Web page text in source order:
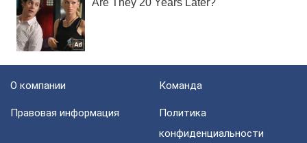
О компании Команда
Правовая информация
Политика
конфиденциальности